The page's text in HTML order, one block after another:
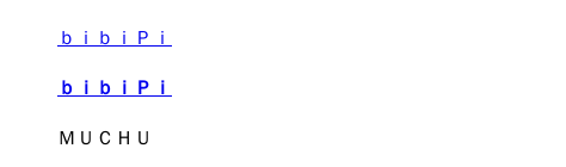
ｂｉｂｉＰｉ
ｂｉｂｉＰｉ
ＭＵＣＨＵ